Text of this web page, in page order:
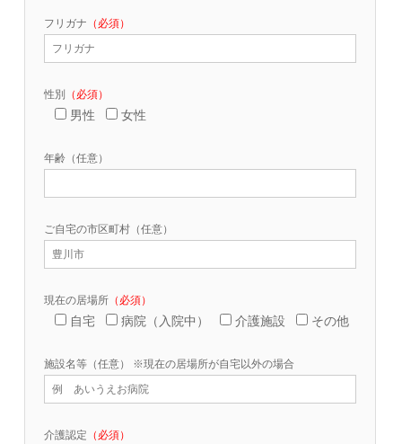
フリガナ （必須）
性別 （必須）
男性 女性
年齢（任意）
ご自宅の市区町村（任意）
現在の居場所 （必須）
自宅 病院（入院中） 介護施設 その他
施設名等（任意） ※現在の居場所が自宅以外の場合
介護認定 （必須）